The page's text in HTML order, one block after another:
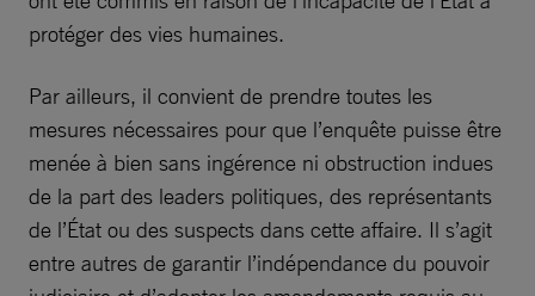
protéger des vies humaines.
Par ailleurs, il convient de prendre toutes les
mesures nécessaires pour que l’enquête puisse être
menée à bien sans ingérence ni obstruction indues
de la part des leaders politiques, des représentants
de l’État ou des suspects dans cette affaire. Il s’agit
entre autres de garantir l’indépendance du pouvoir